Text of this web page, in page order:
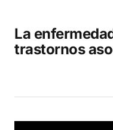
La
trastornos